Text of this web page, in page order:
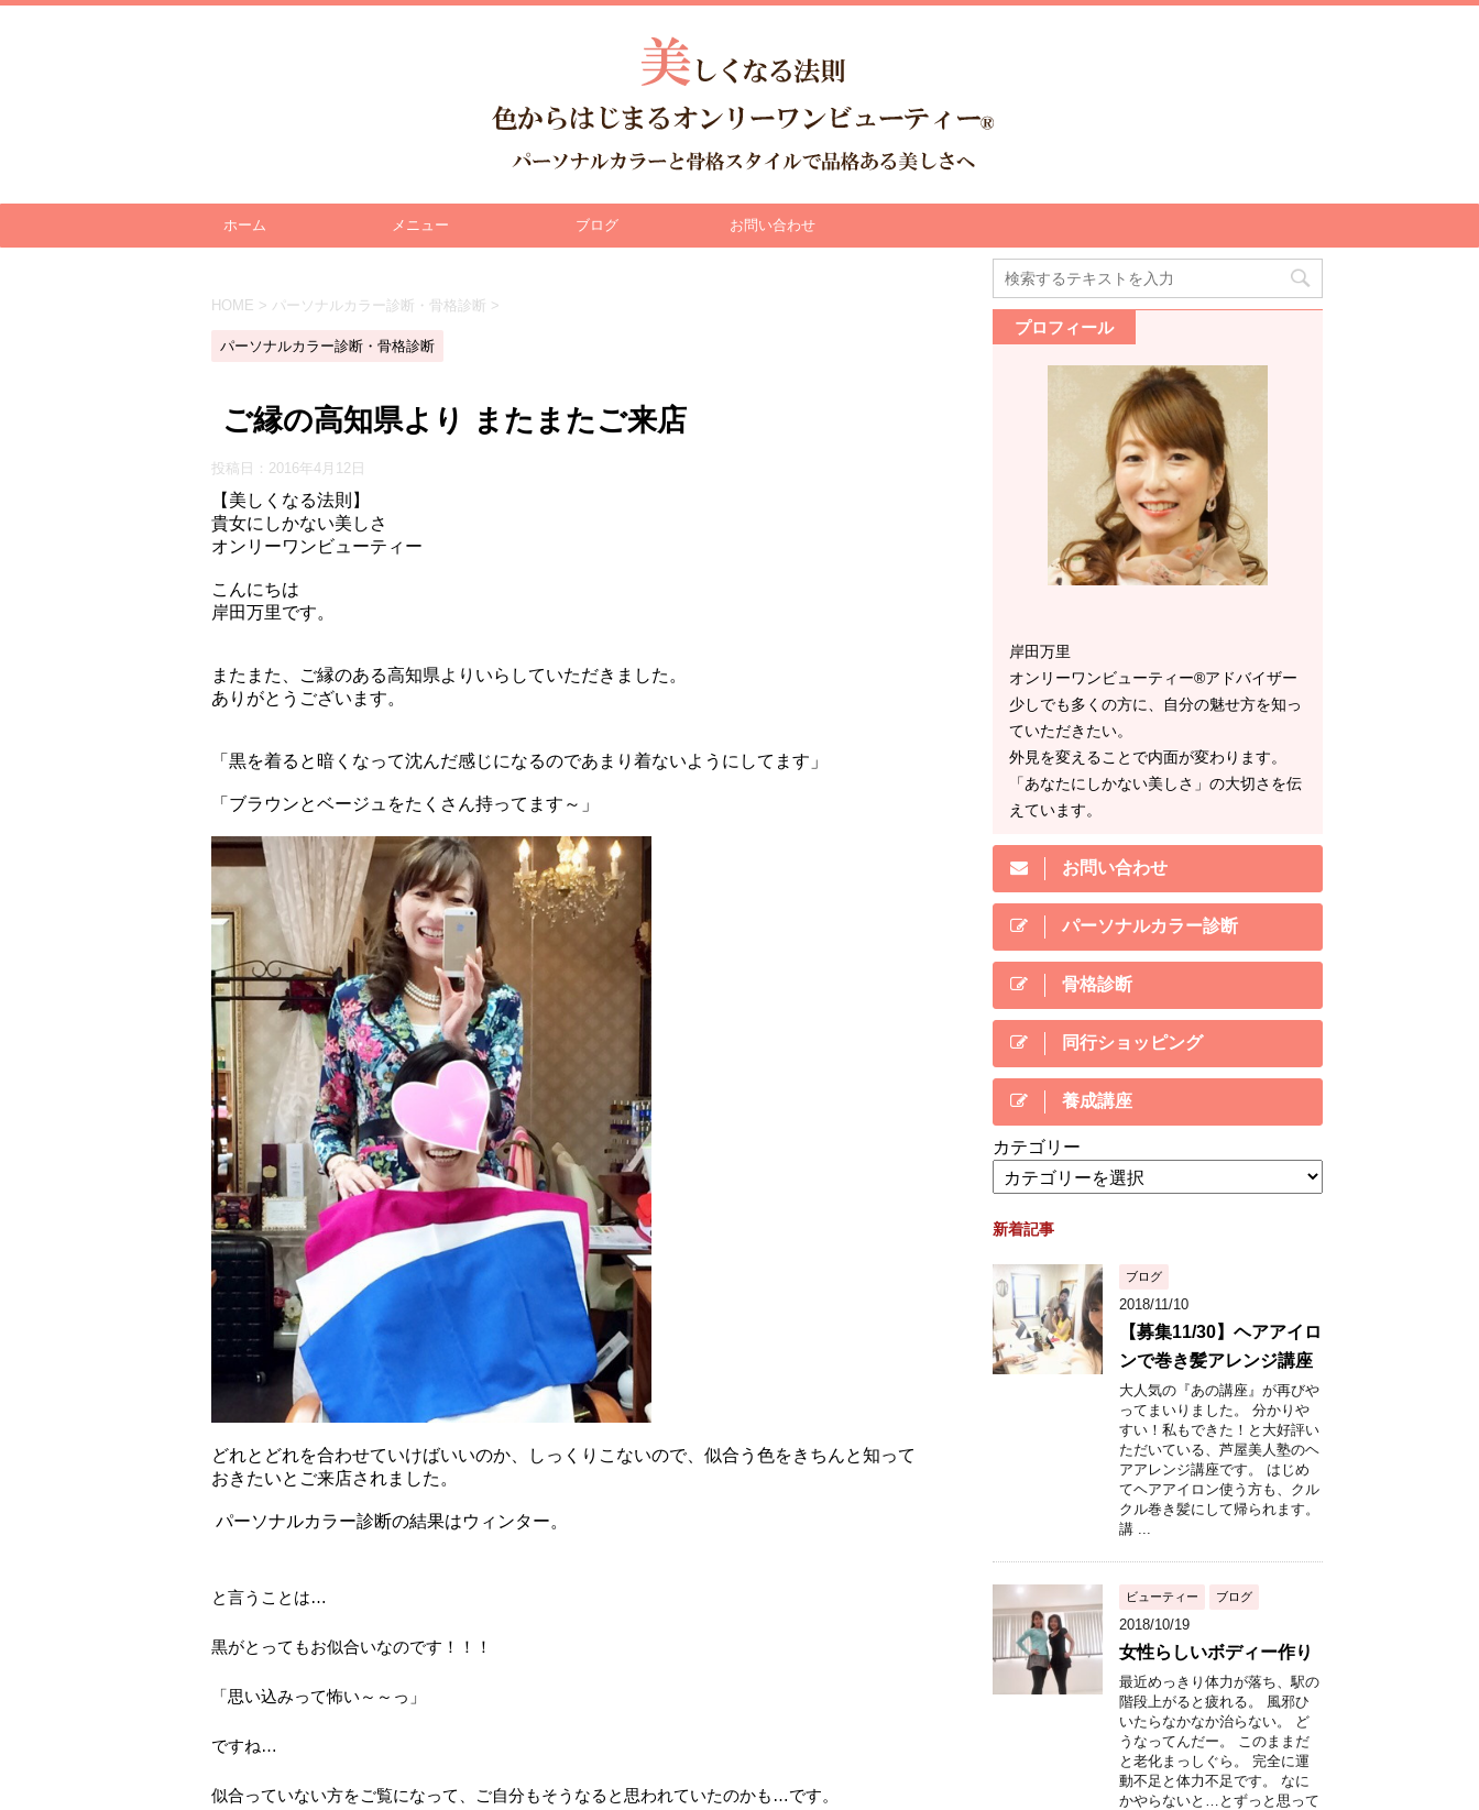
ホーム メニュー ブログ お問い合わせ
HOME > パーソナルカラー診断・骨格診断 >
パーソナルカラー診断・骨格診断
ご縁の高知県より またまたご来店
投稿日： 2016年4月12日
【美しくなる法則】
貴女にしかない美しさ
オンリーワンビューティー
こんにちは
岸田万里です。
またまた、ご縁のある高知県よりいらしていただきました。
ありがとうございます。
「黒を着ると暗くなって沈んだ感じになるのであまり着ないようにしてます」
「ブラウンとベージュをたくさん持ってます～」
どれとどれを合わせていけばいいのか、しっくりこないので、似合う色をきちんと知って
おきたいとご来店されました。
パーソナルカラー診断の結果はウィンター。
と言うことは…
黒がとってもお似合いなのです！！！
「思い込みって怖い～～っ」
ですね…
似合っていない方をご覧になって、ご自分もそうなると思われていたのかも…です。
プロフィール
岸田万里
オンリーワンビューティー®アドバイザー
少しでも多くの方に、自分の魅せ方を知っ
ていただきたい。
外見を変えることで内面が変わります。
「あなたにしかない美しさ」の大切さを伝
えています。
お問い合わせ
パーソナルカラー診断
骨格診断
同行ショッピング
養成講座
カテゴリー
新着記事
ブログ
2018/11/10
【募集11/30】ヘアアイロ
ンで巻き髪アレンジ講座
大人気の『あの講座』が再びや
ってまいりました。 分かりや
すい！私もできた！と大好評い
ただいている、芦屋美人塾のヘ
アアレンジ講座です。 はじめ
てヘアアイロン使う方も、クル
クル巻き髪にして帰られます。
講 ...
ビューティー ブログ
2018/10/19
女性らしいボディー作り
最近めっきり体力が落ち、駅の
階段上がると疲れる。 風邪ひ
いたらなかなか治らない。 ど
うなってんだー。 このままだ
と老化まっしぐら。 完全に運
動不足と体力不足です。 なに
かやらないと…とずっと思って